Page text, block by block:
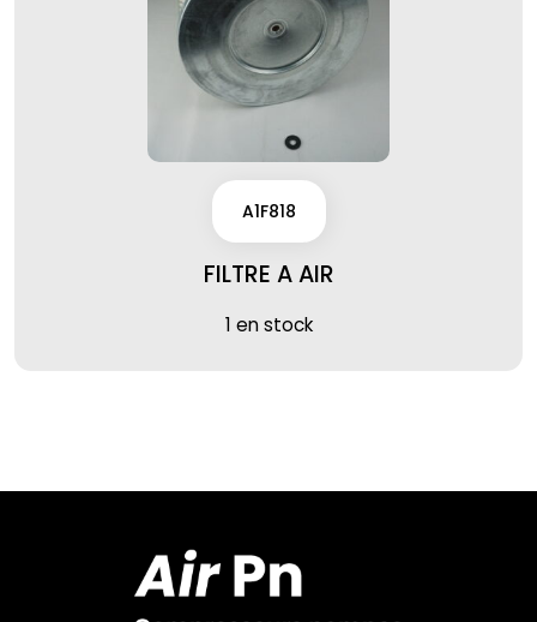
A1F818
FILTRE A AIR
1 en stock